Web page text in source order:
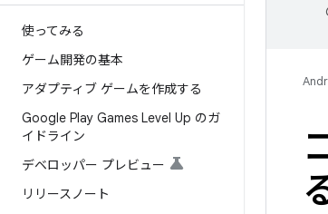
使ってみる
ゲーム開発の基本
アダプティブ ゲームを作成する
Google Play Games Level Up のガ
イドライン
デベロッパー プレビュー
リリースノート